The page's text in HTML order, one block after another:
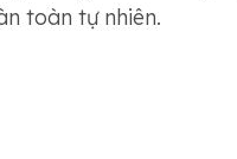
toàn tự nhiên.